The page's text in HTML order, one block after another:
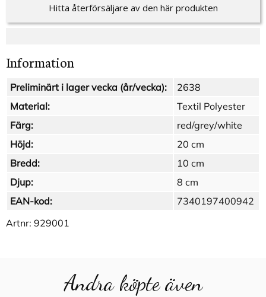
Hitta återförsäljare av den här produkten
Information
Preliminärt i lager vecka (år/vecka):
2638
Material:
Textil Polyester
Färg:
red/grey/white
Höjd:
20 cm
Bredd:
10 cm
Djup:
8 cm
EAN-kod:
7340197400942
Artnr: 929001
Andra köpte även